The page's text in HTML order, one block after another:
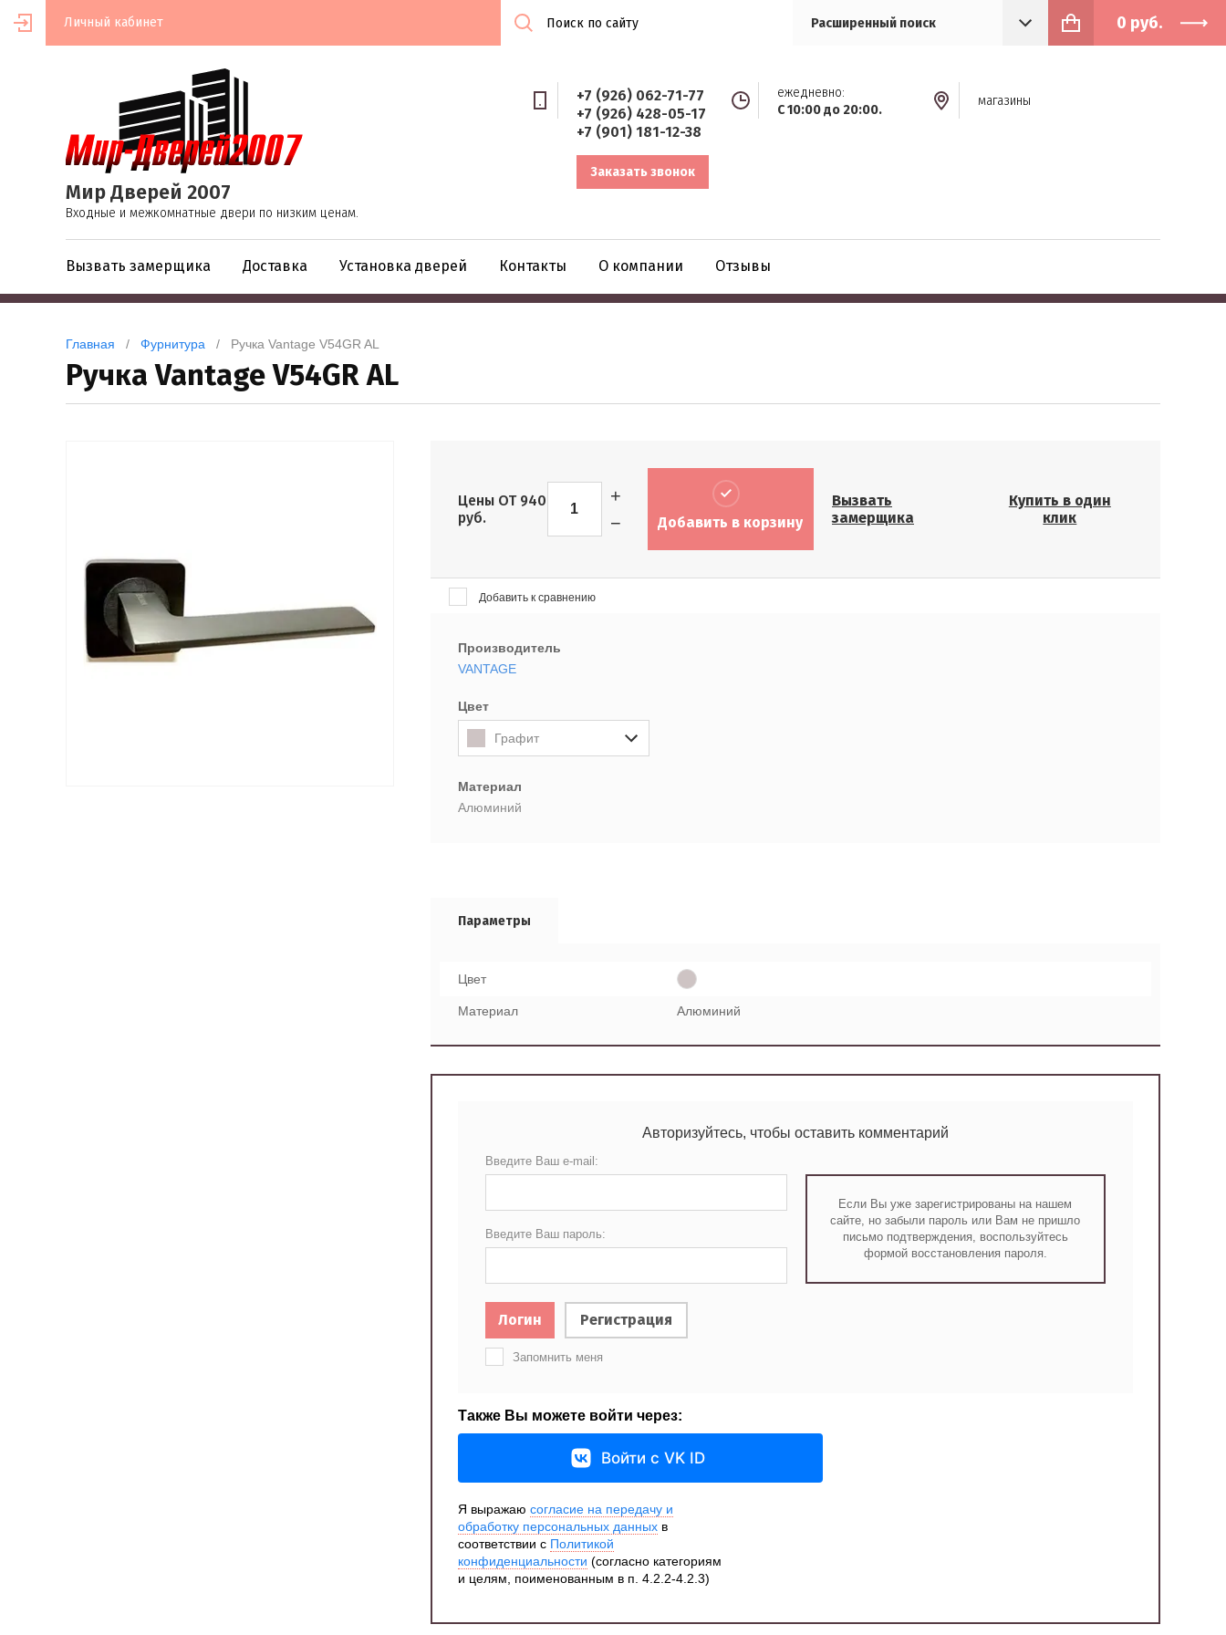
Личный кабинет Расширенный поиск 0 руб.
Мир Дверей 2007
Входные и межкомнатные двери по низким ценам.
+7 (926) 062-71-77
+7 (926) 428-05-17
+7 (901) 181-12-38
Заказать звонок
ежедневно:
С 10:00 до 20:00.
магазины
Вызвать замерщика Доставка Установка дверей Контакты О компании Отзывы
Главная
   /
Фурнитура
   /   Ручка Vantage V54GR AL
Ручка Vantage V54GR AL
Цены ОТ 940
руб.
−
+
Добавить в корзину
Вызвать
замерщика
Купить в один
клик
Добавить к сравнению
Производитель
VANTAGE
Цвет
Графит
Материал
Алюминий
Параметры
Цвет
Материал Алюминий
Авторизуйтесь, чтобы оставить комментарий
Если Вы уже зарегистрированы на нашем
сайте, но забыли пароль или Вам не пришло
письмо подтверждения, воспользуйтесь
формой восстановления пароля.
Введите Ваш e-mail:
Введите Ваш пароль:
Логин Регистрация
Запомнить меня
Также Вы можете войти через:
Войти с VK ID
Я выражаю согласие на передачу и
обработку персональных данных в
соответствии с Политикой
конфиденциальности (согласно категориям
и целям, поименованным в п. 4.2.2-4.2.3)